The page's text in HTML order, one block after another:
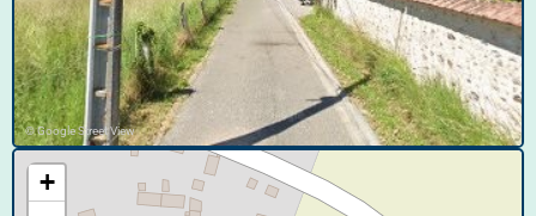
© Google Street View
+